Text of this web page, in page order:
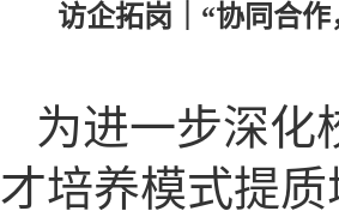
访企拓岗｜“协同合
为进一步深化
才培养模式提